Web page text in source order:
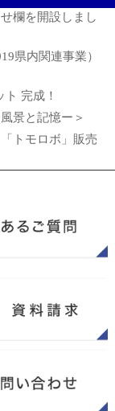
欄を開設しまし
県内関連事業）
完成！
景と記憶ー＞
トモロボ」販売